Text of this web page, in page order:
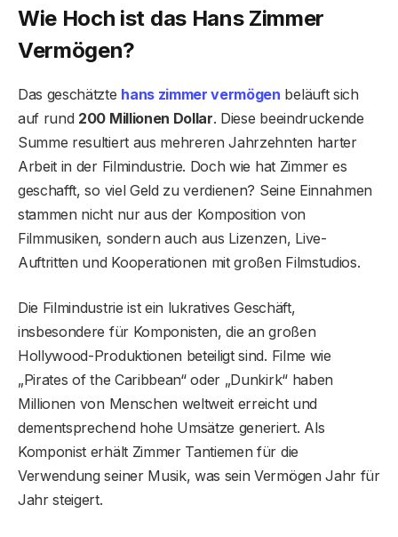
Wie Hoch ist das Hans Zimmer
Vermögen?
Das geschätzte hans zimmer vermögen beläuft sich
auf rund 200 Millionen Dollar. Diese beeindruckende
Summe resultiert aus mehreren Jahrzehnten harter
Arbeit in der Filmindustrie. Doch wie hat Zimmer es
geschafft, so viel Geld zu verdienen? Seine Einnahmen
stammen nicht nur aus der Komposition von
Filmmusiken, sondern auch aus Lizenzen, Live-
Auftritten und Kooperationen mit großen Filmstudios.
Die Filmindustrie ist ein lukratives Geschäft,
insbesondere für Komponisten, die an großen
Hollywood-Produktionen beteiligt sind. Filme wie
„Pirates of the Caribbean“ oder „Dunkirk“ haben
Millionen von Menschen weltweit erreicht und
dementsprechend hohe Umsätze generiert. Als
Komponist erhält Zimmer Tantiemen für die
Verwendung seiner Musik, was sein Vermögen Jahr für
Jahr steigert.